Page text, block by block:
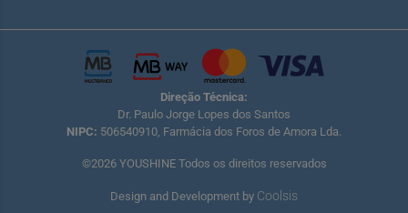
Direção Técnica:
Dr. Paulo Jorge Lopes dos Santos
NIPC: 506540910, Farmácia dos Foros de Amora Lda.
©2026 YOUSHINE Todos os direitos reservados
Design and Development by Coolsis